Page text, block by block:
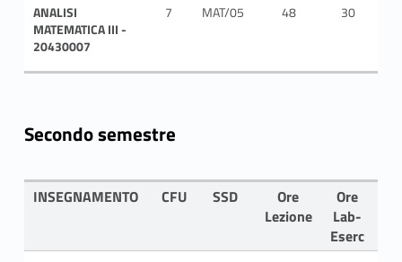
ANALISI
MATEMATICA III -
20430007
7 MAT/05 48 30
Secondo semestre
INSEGNAMENTO CFU SSD
Ore
Lezione
Ore
Lab-
Eserc